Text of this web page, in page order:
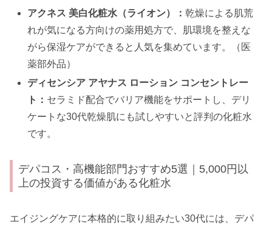
アクネス 美白化粧水（ライオン）：乾燥による肌荒
れが気になる方向けの薬用処方で、肌環境を整えな
がら保湿ケアができると人気を集めています。（医
薬部外品）
ディセンシア アヤナス ローション コンセントレー
ト： セラミド配合でバリア機能をサポートし、デリ
ケートな30代乾燥肌にも試しやすいと評判の化粧水
です。
デパコス・高機能部門おすすめ5選｜5,000円以
上の投資する価値がある化粧水
エイジングケアに本格的に取り組みたい30代には、デパ